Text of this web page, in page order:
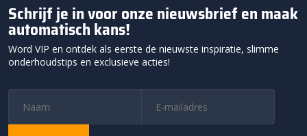
Schrijf je in voor onze nieuwsbrief en maak
automatisch kans!
Word VIP en ontdek als eerste de nieuwste inspiratie, slimme
onderhoudstips en exclusieve acties!